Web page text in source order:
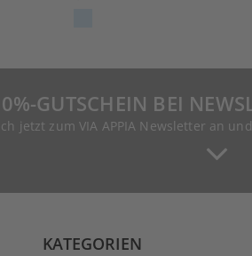
GUTSCHEIN BEI
jetzt zum VIA APPIA Newsletter an
KATEGORIEN